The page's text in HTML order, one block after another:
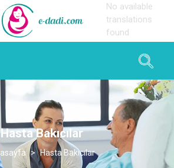
Hasta Bakıcılar
> Hasta Bakıcılar
No available
translations
found